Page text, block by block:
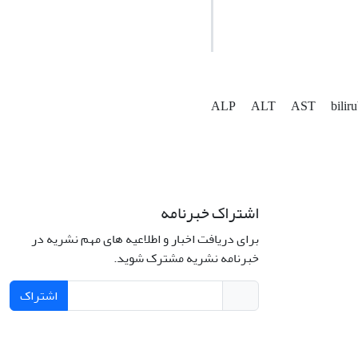
ALP ALT AST
اشتراک خبرنامه
برای دریافت اخبار و اطلاعیه های مهم نشریه در
خبرنامه نشریه مشترک شوید.
اشتراک